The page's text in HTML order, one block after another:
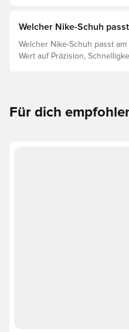
Langlebigkeit des Schuhs.
verschiedenen Untergründe
Welcher Nike-Schuh
Welcher Nike-Schuh passt
Wert auf Präzision,
Für dich